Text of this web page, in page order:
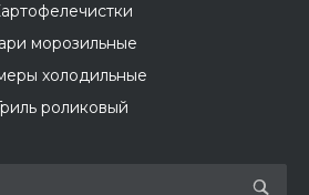
морозильные
холодильные
роликовый